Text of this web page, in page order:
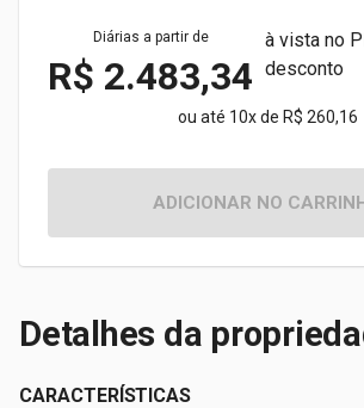
Diárias a partir de
R$ 2.483,34
à vista no
desconto
ou até 10x de R$ 260,16
ADICIONAR NO
Detalhes da
CARACTERÍSTICAS